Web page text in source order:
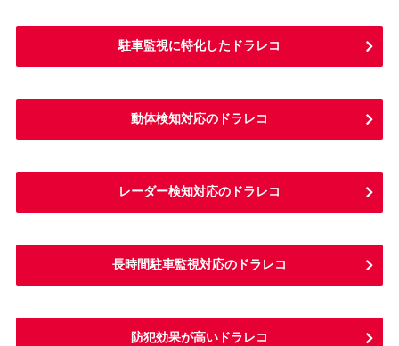
駐車監視に特化したドラレコ
動体検知対応のドラレコ
レーダー検知対応のドラレコ
長時間駐車監視対応のドラレコ
防犯効果が高いドラレコ